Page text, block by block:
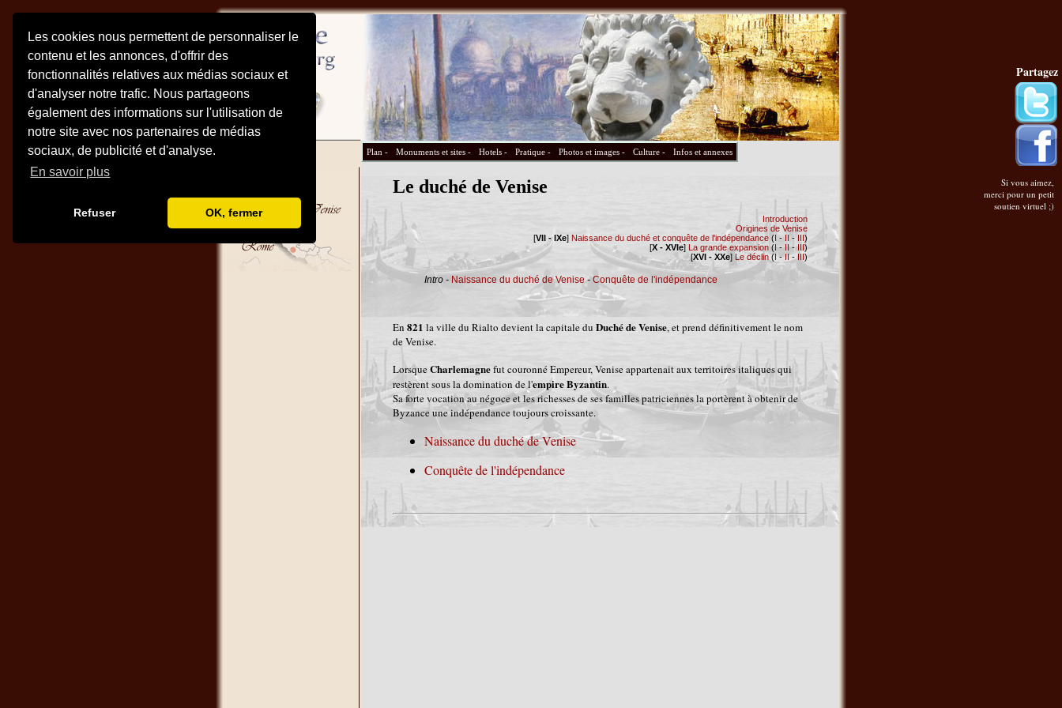
Les cookies nous permettent de personnaliser le
contenu et les annonces, d'offrir des
fonctionnalités relatives aux médias sociaux et
d'analyser notre trafic. Nous partageons
également des informations sur l'utilisation de
notre site avec nos partenaires de médias
sociaux, de publicité et d'analyse.
En savoir plus
Refuser OK, fermer
Plan - Monuments et sites - Hotels - Pratique - Photos et images - Culture - Infos et annexes
Le duché de Venise
Introduction
Origines de Venise
[VII - IXe] Naissance du duché et conquête de l'indépendance ( - -
)
[X - XVIe] La grande expansion(I-II-III)
[XVI - XXe] Le déclin (I-II-III )
Intro - Naissance du duché de Venise-Conquête de l'indépendance
En 821 la ville du Rialto devient la capitale du Duché de Venise, et prend définitivement le nom
de Venise.
LorsqueCharlemagnefut couronné Empereur, Venise appartenait aux territoires italiques qui
restèrent sous la domination de l'empire Byzantin.
Sa forte vocation au négoce et les richesses de ses familles patriciennes la portèrent à obtenir de
Byzance une indépendance toujours croissante.
Naissance du duché de Venise
Conquête de l'indépendance
Partagez
Si vous aimez,
merci pour un petit
soutien virtuel ;)